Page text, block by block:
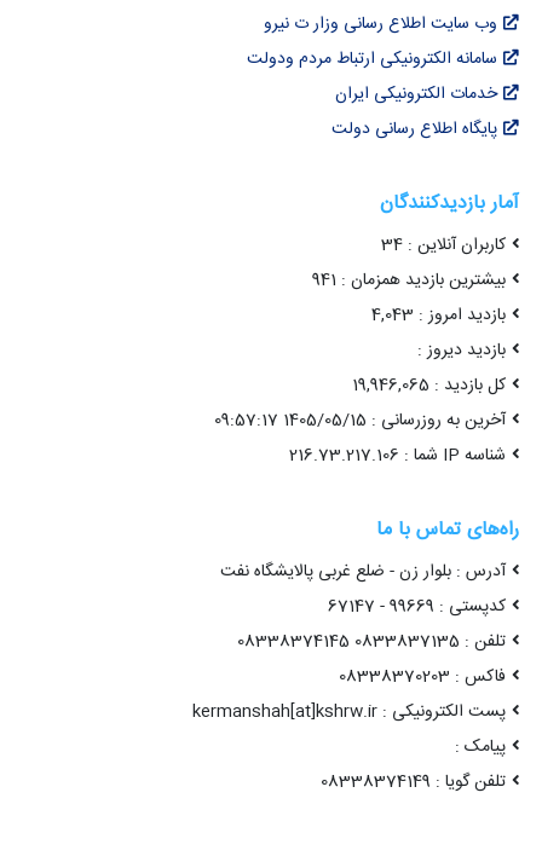
وب سایت اطلاع رسانی وزار ت نیرو
سامانه الکترونیکی ارتباط مردم ودولت
خدمات الکترونیکی ایران
پایگاه اطلاع رسانی دولت
آمار بازدیدکنندگان
کاربران آنلاین : 34
بیشترین بازدید همزمان : 941
بازدید امروز : 4,043
بازدید دیروز :
کل بازدید : 19,946,065
آخرین به روزرسانی : 1405/05/15 09:57:17
شناسه IP شما : 216.73.217.106
راه‌های تماس با ما
آدرس : بلوار زن - ضلع غربی پالایشگاه نفت
کدپستی : 99669 - 67147
تلفن : 0833837135 08338374145
فاکس : 08338370203
پست الکترونیکی : kermanshah[at]kshrw.ir
پیامک :
تلفن گویا : 08338374149